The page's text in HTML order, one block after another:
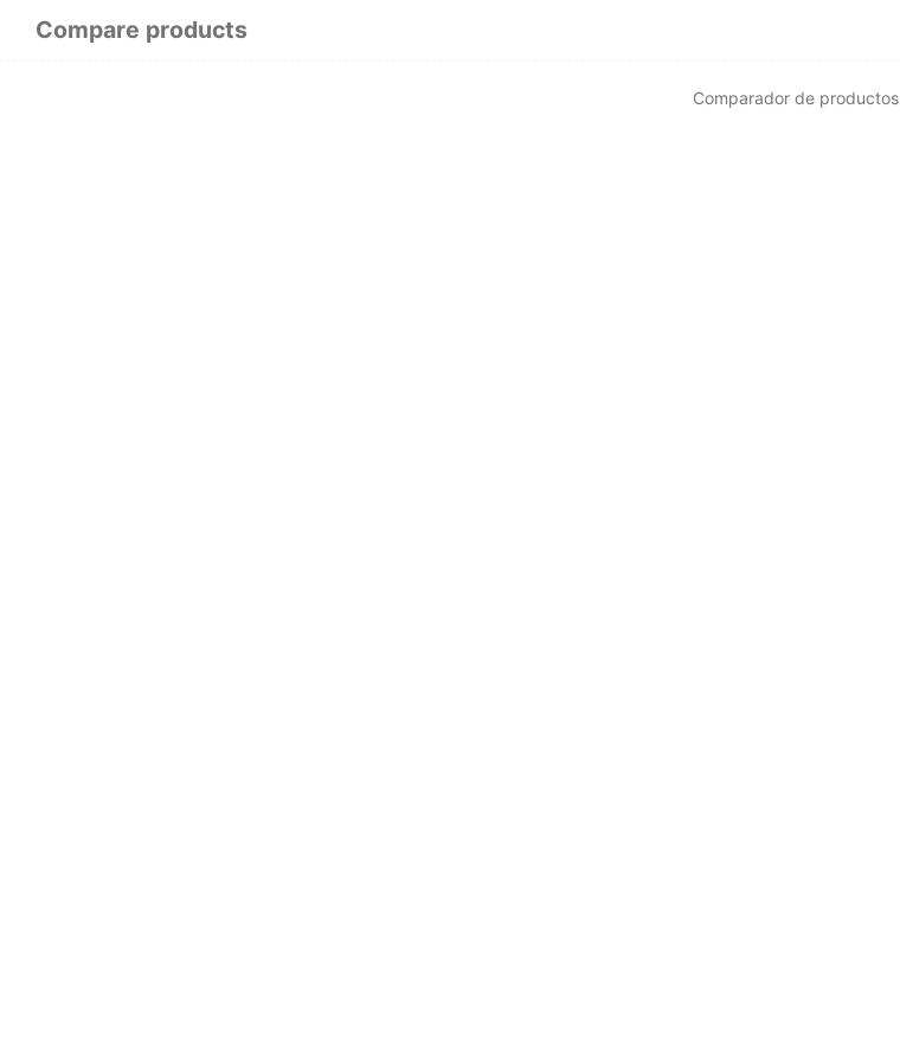
Compare products
Comparador de productos